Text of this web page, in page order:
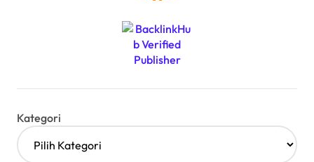
Kategori